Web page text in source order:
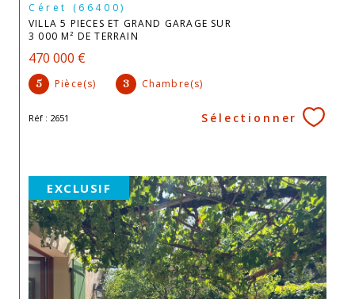
Céret (66400)
VILLA 5 PIECES ET GRAND GARAGE SUR
3 000 M² DE TERRAIN
470 000 €
5 Pièce(s) 3 Chambre(s)
Réf : 2651 Sélectionner
EXCLUSIF